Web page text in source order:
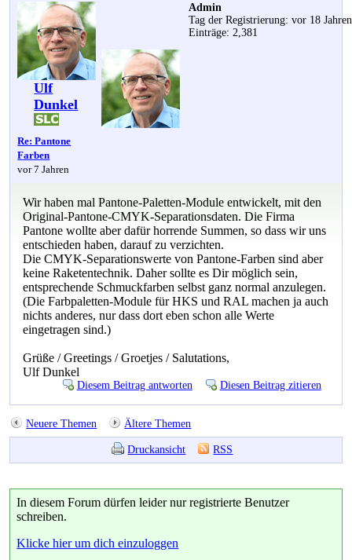
Ulf
Dunkel
Re: Pantone
Farben
vor 7 Jahren
Admin
Tag der Registrierung: vor 18 Jahren
Einträge: 2,381
Wir haben mal Pantone-Paletten-Module entwickelt, mit den
Original-Pantone-CMYK-Separationsdaten. Die Firma
Pantone wollte aber dafür horrende Summen, so dass wir uns
entschieden haben, darauf zu verzichten.
Die CMYK-Separationswerte von Pantone-Farben sind aber
keine Raketentechnik. Daher sollte es Dir möglich sein,
entsprechende Schmuckfarben selbst ganz normal anzulegen.
(Die Farbpaletten-Module für HKS und RAL machen ja auch
nichts anderes, nur dass dort eben schon alle Werte
eingetragen sind.)
Grüße / Greetings / Groetjes / Salutations,
Ulf Dunkel
Diesem Beitrag antworten Diesen Beitrag zitieren
Neuere Themen Ältere Themen
Druckansicht RSS
In diesem Forum dürfen leider nur registrierte Benutzer
schreiben.
Klicke hier um dich einzuloggen